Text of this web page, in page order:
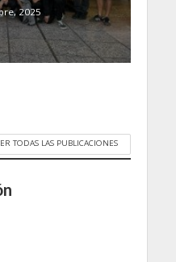
2025
TODAS LAS PUBLICACIONES